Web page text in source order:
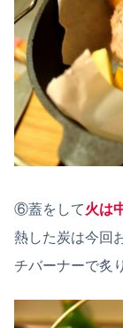
⑥蓋をして火は
熱した炭は今回
チバーナーで炙